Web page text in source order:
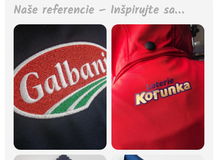
Naše referencie – Inšpirujte sa…